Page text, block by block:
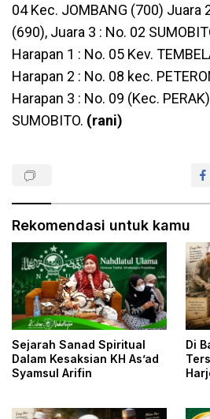
04 Kec. JOMBANG (700) Juara
(690), Juara 3 : No. 02
Harapan 1 : No. 05 Kev.
Harapan 2 : No. 08 kec.
Harapan 3 : No. 09 (Kec.
SUMOBITO. (rani)
Rekomendasi untuk kamu
Sejarah Sanad Spiritual
Dalam Kesaksian KH As’ad
Syamsul Arifin
Di